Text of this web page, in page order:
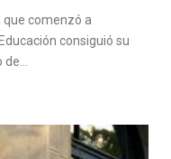
que comenzó a
consiguió su